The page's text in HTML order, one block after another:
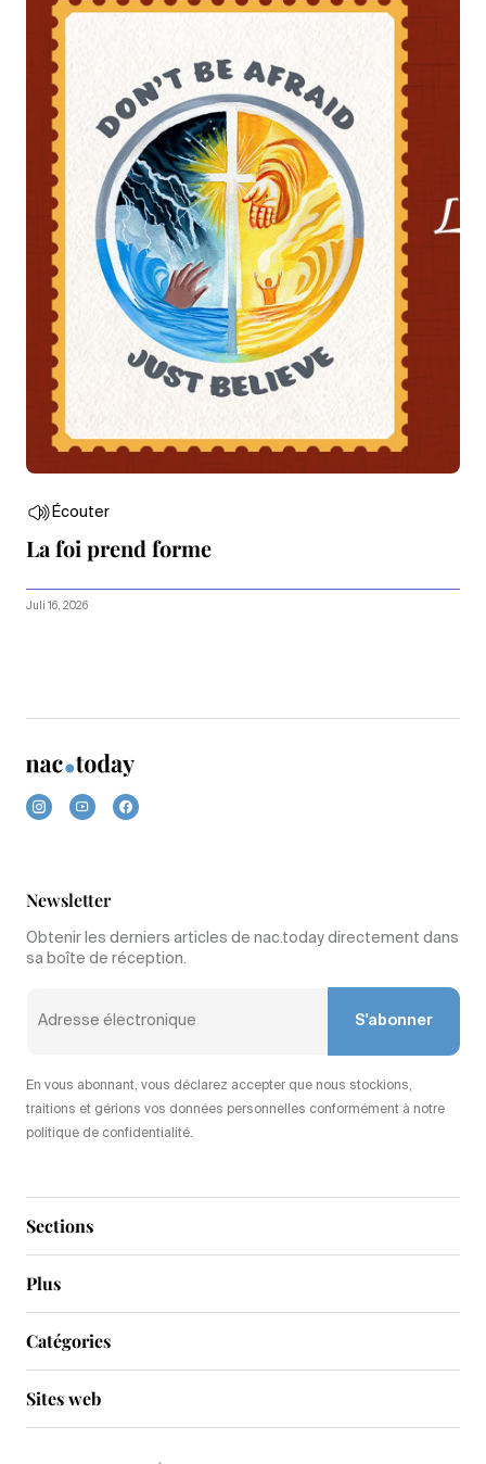
Écouter
La foi prend forme
Juli 16, 2026
Sections
Plus
Newsletter
Obtenir les derniers articles de nac.today directement dans
sa boîte de réception.
S'abonner
En vous abonnant, vous déclarez accepter que nous stockions,
traitions et gérions vos données personnelles conformément à notre
politique de confidentialité.
Catégories
Sites web